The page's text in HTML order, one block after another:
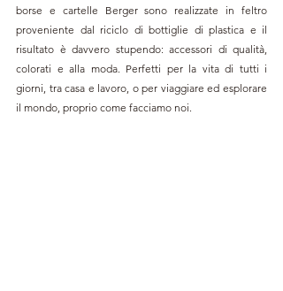
borse e cartelle Berger sono realizzate in feltro
proveniente dal riciclo di bottiglie di plastica e il
risultato è davvero stupendo: accessori di qualità,
colorati e alla moda. Perfetti per la vita di tutti i
giorni, tra casa e lavoro, o per viaggiare ed esplorare
il mondo, proprio come facciamo noi.